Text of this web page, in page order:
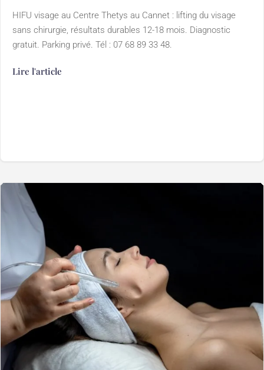
HIFU visage au Centre Thetys au Cannet : lifting du visage
sans chirurgie, résultats durables 12-18 mois. Diagnostic
gratuit. Parking privé. Tél : 07 68 89 33 48.
Lire l'article